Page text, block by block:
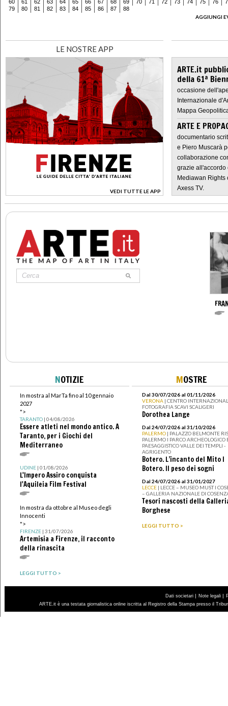
60 61 62 63 64 65 66 67 68 69 70 71 72 73 74 75 76
79
80 81 82 83 84 85 86 87
88
AGGIUNGI
LE NOSTRE APP
VEDI TUTTE LE APP
>
ARTE.it
della 61ª
occasione
Internazionale
Mappa
ARTE E
documentario
e Piero Muscarà
collaborazione
grazie all'accordo
Mediawan Rights
Axess TV.
NOTIZIE
In mostra al MarTa fino al 10 gennaio
2027
">
TARANTO| 04/08/2026
Essere atleti nel mondo antico. A
Taranto, per i Giochi del
Mediterraneo
UDINE| 01/08/2026
L'Impero Assiro conquista
l'Aquileia Film Festival
In mostra da ottobre al Museo degli
Innocenti
">
FIRENZE| 31/07/2026
Artemisia a Firenze, il racconto
della rinascita
LEGGI TUTTO >
MOSTRE
Dal 30/07/2026 al 01/11/2026
VERONA | CENTRO
FOTOGRAFIA SCAVI SCALIGERI
Dorothea Lange
Dal 24/07/2026 al 31/10/2026
PALERMO | PALAZZO BELMONTE
PALERMO I PARCO ARCHEOLOGICO
PAESAGGISTICO VALLE DEI TEMPLI -
AGRIGENTO
Botero. L’incanto del Mito I
Botero. Il peso dei sogni
Dal 24/07/2026 al 31/01/2027
LECCE | LECCE – MUSEO MUST I
– GALLERIA NAZIONALE DI
Tesori nascosti della
Borghese
LEGGI TUTTO >
Dati societari | Note legali |
ARTE.it è una testata giornalistica online iscritta al Registro della Stampa presso il